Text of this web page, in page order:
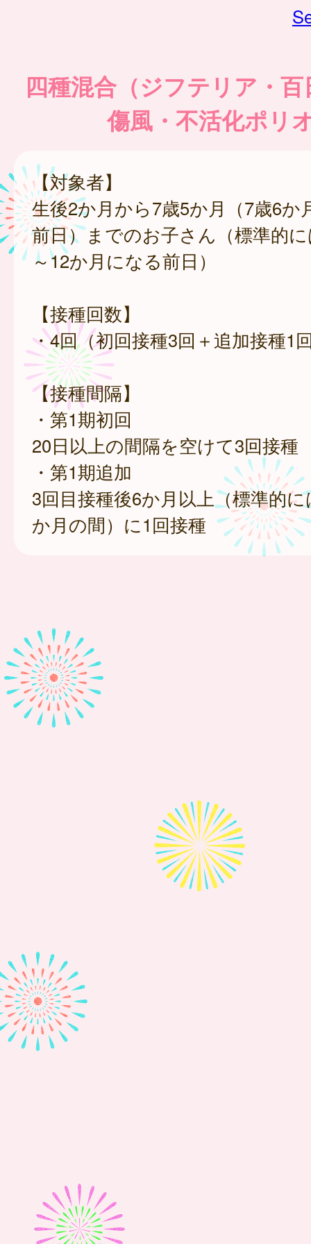
四種混合（ジフテリア・
傷風・不活化ポリ
【対象者】
生後2か月から7歳5か月（7歳6か
前日）までのお子さん（標準的
～12か月になる前日）
【接種回数】
・4回（初回接種3回＋追加接種1
【接種間隔】
・第1期初回
20日以上の間隔を空けて3回接種
・第1期追加
3回目接種後6か月以上（標準的
か月の間）に1回接種